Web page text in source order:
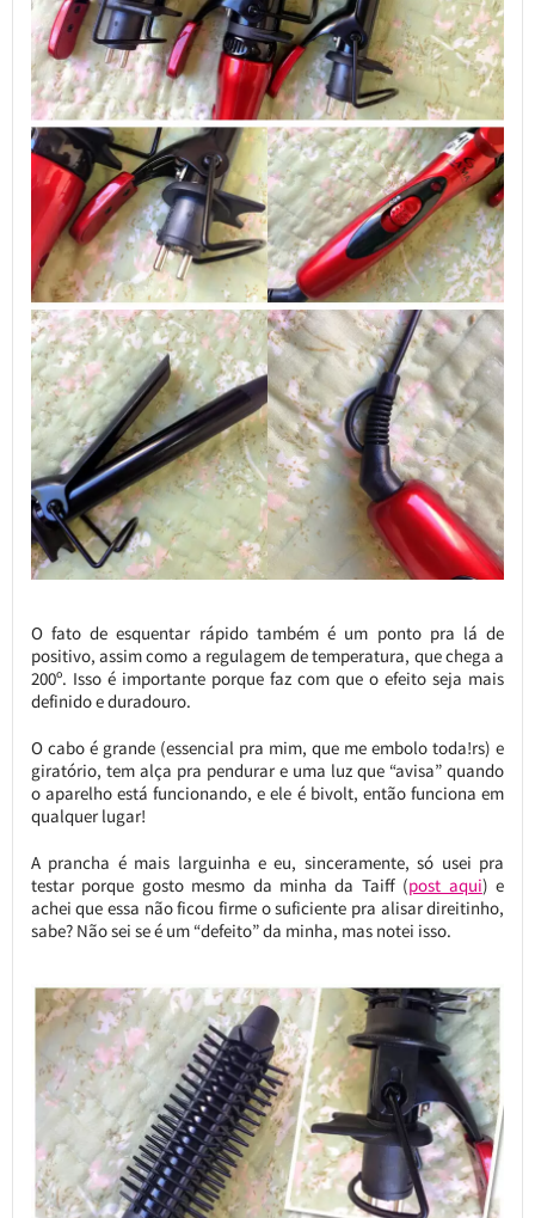
O fato de esquentar rápido também é um ponto pra lá de
positivo, assim como a regulagem de temperatura, que chega a
200º. Isso é importante porque faz com que o efeito seja mais
definido e duradouro.
O cabo é grande (essencial pra mim, que me embolo toda!rs) e
giratório, tem alça pra pendurar e uma luz que “avisa” quando
o aparelho está funcionando, e ele é bivolt, então funciona em
qualquer lugar!
A prancha é mais larguinha e eu, sinceramente, só usei pra
testar porque gosto mesmo da minha da Taiff (post aqui) e
achei que essa não ficou firme o suficiente pra alisar direitinho,
sabe? Não sei se é um “defeito” da minha, mas notei isso.